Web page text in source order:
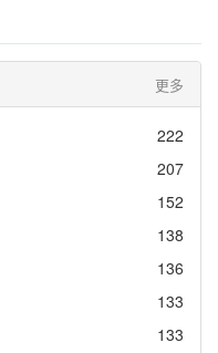
更多
222
207
152
138
136
133
133